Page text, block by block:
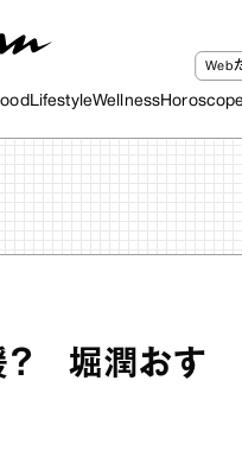
LifestyleWellness
Web
？ 堀潤おす